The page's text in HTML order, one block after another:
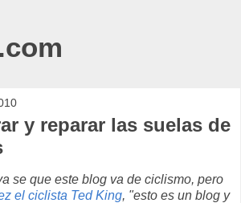
y reparar las suelas de
se que este blog va de ciclismo, pero
el ciclista Ted King, "esto es un blog y